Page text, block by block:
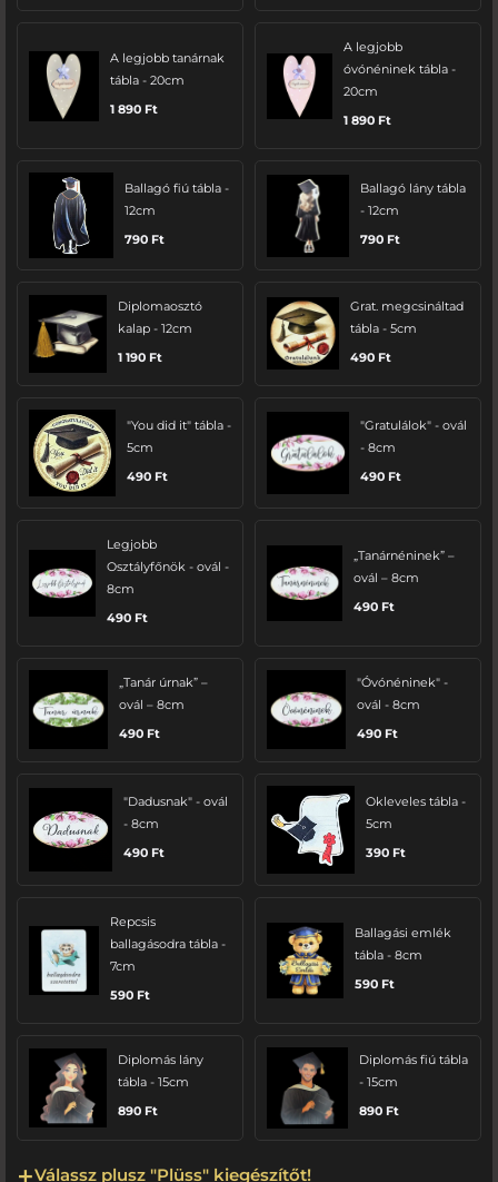
A legjobb tanárnak
tábla - 20cm
1 890 Ft
A legjobb
óvónéninek tábla -
20cm
1 890 Ft
Ballagó fiú tábla -
12cm
790 Ft
Ballagó lány tábla
- 12cm
790 Ft
Diplomaosztó
kalap - 12cm
1 190 Ft
Grat. megcsináltad
tábla - 5cm
490 Ft
"You did it" tábla -
5cm
490 Ft
"Gratulálok" - ovál
- 8cm
490 Ft
Legjobb
Osztályfőnök - ovál -
8cm
490 Ft
„Tanárnéninek” –
ovál – 8cm
490 Ft
„Tanár úrnak” –
ovál – 8cm
490 Ft
"Óvónéninek" -
ovál - 8cm
490 Ft
"Dadusnak" - ovál
- 8cm
490 Ft
Okleveles tábla -
5cm
390 Ft
Repcsis
ballagásodra tábla -
7cm
590 Ft
Ballagási emlék
tábla - 8cm
590 Ft
Diplomás lány
tábla - 15cm
890 Ft
Diplomás fiú tábla
- 15cm
890 Ft
Válassz plusz "Plüss" kiegészítőt!